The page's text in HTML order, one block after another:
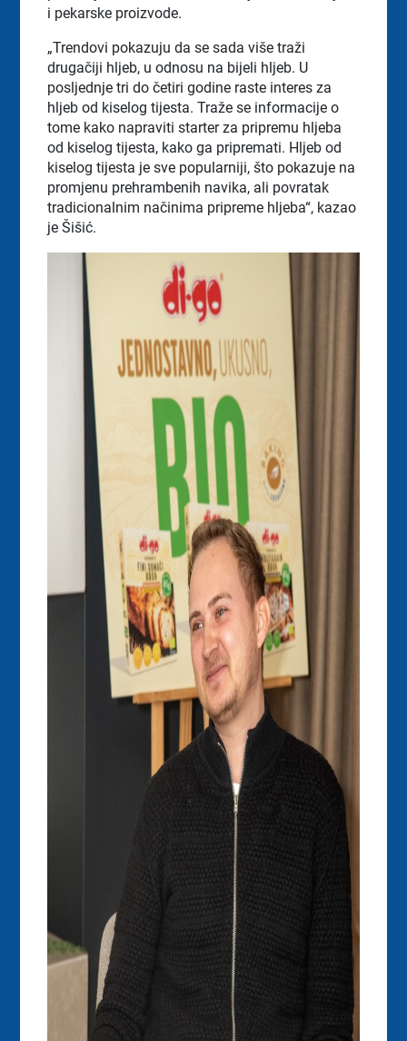
i pekarske proizvode.
„Trendovi pokazuju da se sada više traži
drugačiji hljeb, u odnosu na bijeli hljeb. U
posljednje tri do četiri godine raste interes za
hljeb od kiselog tijesta. Traže se informacije o
tome kako napraviti starter za pripremu hljeba
od kiselog tijesta, kako ga pripremati. Hljeb od
kiselog tijesta je sve popularniji, što pokazuje na
promjenu prehrambenih navika, ali povratak
tradicionalnim načinima pripreme hljeba“, kazao
je Šišić.